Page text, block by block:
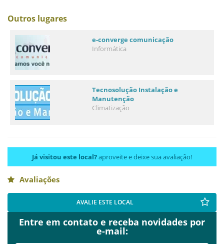
Outros lugares
e-converge comunicação
Informática
Tecnosolução Instalação e
Manutenção
Climatização
Já visitou este local?aproveite e deixe sua avaliação!
Avaliações
AVALIE ESTE LOCAL
Entre em contato e receba novidades por
e-mail: